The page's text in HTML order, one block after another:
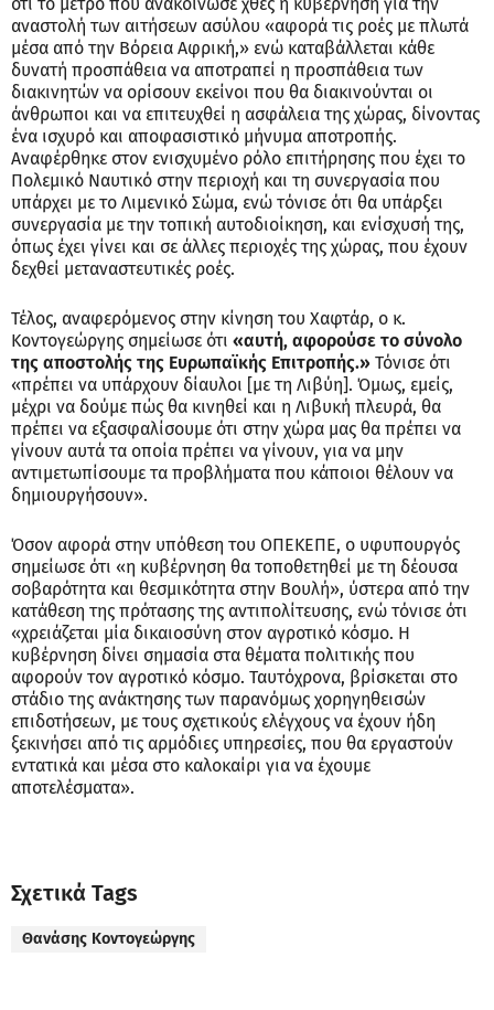
αναστολή των αιτήσεων ασύλου «αφορά τις ροές με πλωτά
μέσα από την Βόρεια Αφρική,» ενώ καταβάλλεται κάθε
δυνατή προσπάθεια να αποτραπεί η προσπάθεια των
διακινητών να ορίσουν εκείνοι που θα διακινούνται οι
άνθρωποι και να επιτευχθεί η ασφάλεια της χώρας, δίνοντας
ένα ισχυρό και αποφασιστικό μήνυμα αποτροπής.
Αναφέρθηκε στον ενισχυμένο ρόλο επιτήρησης που έχει το
Πολεμικό Ναυτικό στην περιοχή και τη συνεργασία που
υπάρχει με το Λιμενικό Σώμα, ενώ τόνισε ότι θα υπάρξει
συνεργασία με την τοπική αυτοδιοίκηση, και ενίσχυσή της,
όπως έχει γίνει και σε άλλες περιοχές της χώρας, που έχουν
δεχθεί μεταναστευτικές ροές.
Τέλος, αναφερόμενος στην κίνηση του Χαφτάρ, ο κ.
Κοντογεώργης σημείωσε ότι «αυτή, αφορούσε το σύνολο
της αποστολής της Ευρωπαϊκής Επιτροπής.» Τόνισε ότι
«πρέπει να υπάρχουν δίαυλοι [με τη Λιβύη]. Όμως, εμείς,
μέχρι να δούμε πώς θα κινηθεί και η Λιβυκή πλευρά, θα
πρέπει να εξασφαλίσουμε ότι στην χώρα μας θα πρέπει να
γίνουν αυτά τα οποία πρέπει να γίνουν, για να μην
αντιμετωπίσουμε τα προβλήματα που κάποιοι θέλουν να
δημιουργήσουν».
Όσον αφορά στην υπόθεση του ΟΠΕΚΕΠΕ, ο υφυπουργός
σημείωσε ότι «η κυβέρνηση θα τοποθετηθεί με τη δέουσα
σοβαρότητα και θεσμικότητα στην Βουλή», ύστερα από την
κατάθεση της πρότασης της αντιπολίτευσης, ενώ τόνισε ότι
«χρειάζεται μία δικαιοσύνη στον αγροτικό κόσμο. Η
κυβέρνηση δίνει σημασία στα θέματα πολιτικής που
αφορούν τον αγροτικό κόσμο. Ταυτόχρονα, βρίσκεται στο
στάδιο της ανάκτησης των παρανόμως χορηγηθεισών
επιδοτήσεων, με τους σχετικούς ελέγχους να έχουν ήδη
ξεκινήσει από τις αρμόδιες υπηρεσίες, που θα εργαστούν
εντατικά και μέσα στο καλοκαίρι για να έχουμε
αποτελέσματα».
Σχετικά Tags
Θανάσης Κοντογεώργης